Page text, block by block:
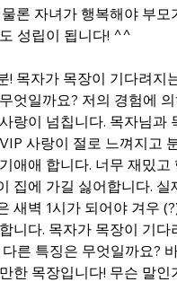
물론 자녀가 행복해야 부모
성립이 됩니다! ^^
! 목자가 목장이 기다려지
엇일까요? 저의 경험에
랑이 넘칩니다. 목자님과
사랑이 절로 느껴지고
애애 합니다. 너무 재밌고
집에 가길 싫어합니다. 실
새벽 1시가 되어야 겨우
니다. 목자가 목장이 기다
다른 특징은 무엇일까요?
한 목장입니다! 무슨 말인